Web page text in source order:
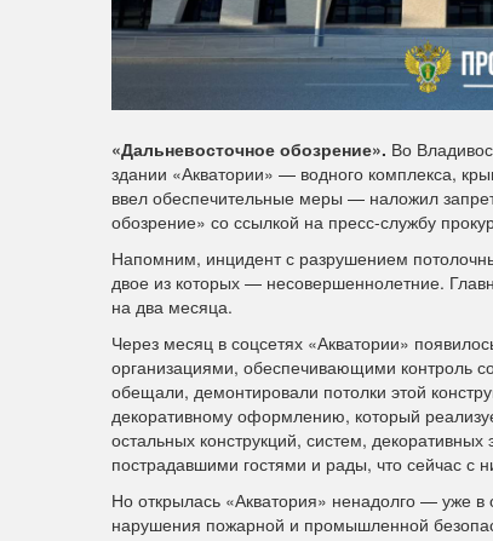
«Дальневосточное обозрение». Во
здании «Акватории» — водного комплекса,
ввел обеспечительные меры — наложил
обозрение» со ссылкой на пресс-службу
Напомним, инцидент с разрушением
двое из которых — несовершеннолетние.
на два месяца.
Через месяц в соцсетях «Акватории»
организациями, обеспечивающими контроль
обещали, демонтировали потолки этой
декоративному оформлению, который
остальных конструкций, систем,
пострадавшими гостями и рады, что сейчас с
Но открылась «Акватория» ненадолго — уже в
нарушения пожарной и промышленной